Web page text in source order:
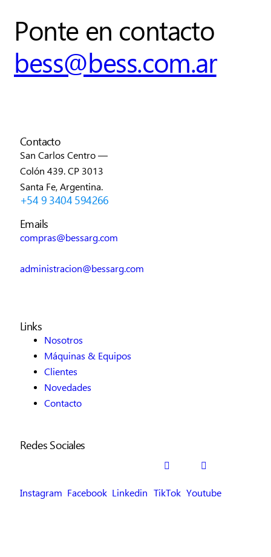
Ponte en contacto
bess@bess.com.ar
Contacto
San Carlos Centro —
Colón 439. CP 3013
Santa Fe, Argentina.
+54 9 3404 594266
Emails
compras@bessarg.com
administracion@bessarg.com
Links
Nosotros
Máquinas & Equipos
Clientes
Novedades
Contacto
Redes Sociales
Instagram Facebook Linkedin TikTok Youtube